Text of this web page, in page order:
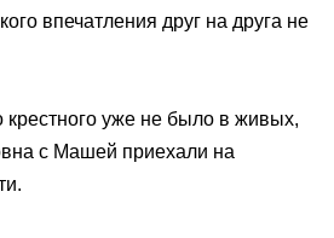
впечатления друг на друга не
крестного уже не было в живых,
с Машей приехали на